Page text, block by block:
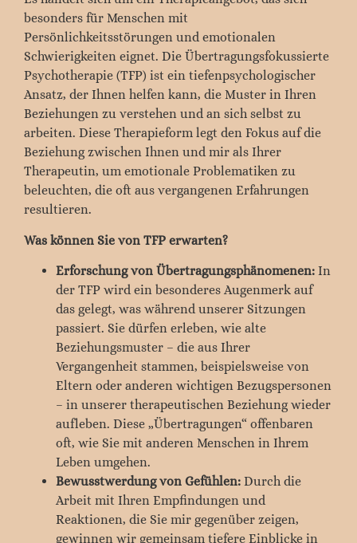
besonders für Menschen mit
Persönlichkeitsstörungen und emotionalen
Schwierigkeiten eignet. Die Übertragungsfokussierte
Psychotherapie (TFP) ist ein tiefenpsychologischer
Ansatz, der Ihnen helfen kann, die Muster in Ihren
Beziehungen zu verstehen und an sich selbst zu
arbeiten. Diese Therapieform legt den Fokus auf die
Beziehung zwischen Ihnen und mir als Ihrer
Therapeutin, um emotionale Problematiken zu
beleuchten, die oft aus vergangenen Erfahrungen
resultieren.
Was können Sie von TFP erwarten?
Erforschung von Übertragungsphänomenen: In
der TFP wird ein besonderes Augenmerk auf
das gelegt, was während unserer Sitzungen
passiert. Sie dürfen erleben, wie alte
Beziehungsmuster – die aus Ihrer
Vergangenheit stammen, beispielsweise von
Eltern oder anderen wichtigen Bezugspersonen
– in unserer therapeutischen Beziehung wieder
aufleben. Diese „Übertragungen“ offenbaren
oft, wie Sie mit anderen Menschen in Ihrem
Leben umgehen.
Bewusstwerdung von Gefühlen: Durch die
Arbeit mit Ihren Empfindungen und
Reaktionen, die Sie mir gegenüber zeigen,
gewinnen wir gemeinsam tiefere Einblicke in